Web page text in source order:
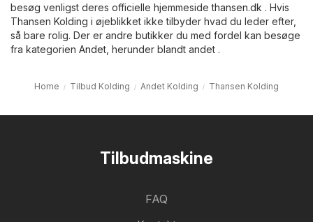
besøg venligst deres officielle hjemmesidethansen.dk . Hvis
Thansen Kolding i øjeblikket ikke tilbyder hvad du leder efter,
så bare rolig. Der er andre butikker du med fordel kan besøge
fra kategorien Andet , herunder blandt andet .
Home Tilbud Kolding Andet Kolding Thansen Kolding
Tilbudmaskine
FAQ